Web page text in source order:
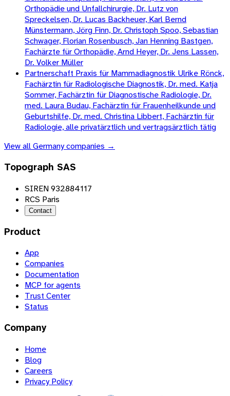
Orthopädie und Unfallchirurgie, Dr. Lutz von
Spreckelsen, Dr. Lucas Backheuer, Karl Bernd
Münstermann, Jörg Finn, Dr. Christoph Spoo, Sebastian
Schwager, Florian Rosenbusch, Jan Henning Bastgen,
Fachärzte für Orthopädie, Arnd Heyer, Dr. Jens Lassen,
Dr. Volker Müller
Partnerschaft Praxis für Mammadiagnostik Ulrike Rönck,
Fachärztin für Radiologische Diagnostik, Dr. med. Katja
Sommer, Fachärztin für Diagnostische Radiologie, Dr.
med. Laura Budau, Fachärztin für Frauenheilkunde und
Geburtshilfe, Dr. med. Christina Libbert, Fachärztin für
Radiologie, alle privatärztlich und vertragsärztlich tätig
View allGermanycompanies →
Topograph SAS
SIREN 932884117
RCS Paris
Contact
Product
App
Companies
Documentation
MCP for agents
Trust Center
Status
Company
Home
Blog
Careers
Privacy Policy